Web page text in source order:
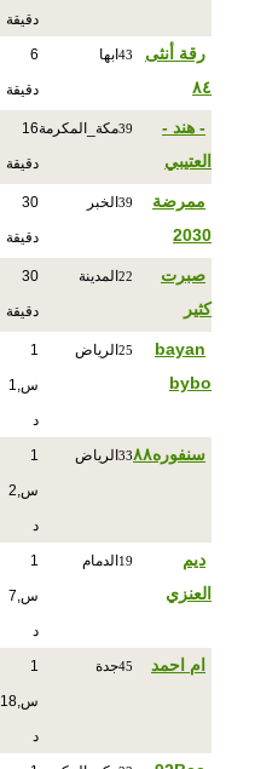
دقيقة
رقة أنثى
٨٤
43 ابها 6
دقيقة
- هند -
العتيبي
39مكة_المكرمة16
دقيقة
ممرضة
2030
39 الخبر 30
دقيقة
صبرت
كثير
22 المدينة 30
دقيقة
bayan
bybo
25 الرياض 1
س,1
د
سنفوره٨٨ 33 الرياض 1
س,2
د
ديم
العنزي
19 الدمام 1
س,7
د
ام احمد 45جدة 1
س,18
د